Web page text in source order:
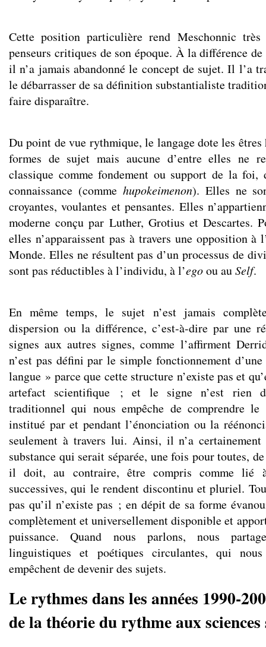
Cette position particulière rend Meschonnic
penseurs critiques de son époque. À la différence
il n’a jamais abandonné le concept de sujet. Il l’a
le débarrasser de sa définition substantialiste
faire disparaître.
Du point de vue rythmique, le langage dote les
formes de sujet mais aucune d’entre elles ne
classique comme fondement ou support de la
connaissance (comme hupokeimenon). Elles ne
croyantes, voulantes et pensantes. Elles
moderne conçu par Luther, Grotius et Descartes.
elles n’apparaissent pas à travers une opposition à
Monde. Elles ne résultent pas d’un processus de
sont pas réductibles à l’individu, à l’egoou auSelf.
En même temps, le sujet n’est jamais
dispersion ou la différence, c’est-à-dire par une
signes aux autres signes, comme l’affirment
n’est pas défini par le simple fonctionnement
langue » parce que cette structure n’existe pas et
artefact scientifique ; et le signe n’est rien
traditionnel qui nous empêche de comprendre
institué par et pendant l’énonciation ou la
seulement à travers lui. Ainsi, il n’a
substance qui serait séparée, une fois pour toutes,
il doit, au contraire, être compris comme lié à
successives, qui le rendent discontinu et pluriel.
pas qu’il n’existe pas ; en dépit de sa forme
complètement et universellement disponible et
puissance. Quand nous parlons, nous
linguistiques et poétiques circulantes, qui
empêchent de devenir des sujets.
Le rythmes dans les années 1990-
de la théorie du rythme aux sciences